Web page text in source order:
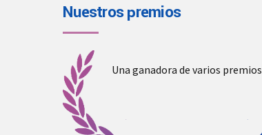
Nuestros premios
Una ganadora de varios premios